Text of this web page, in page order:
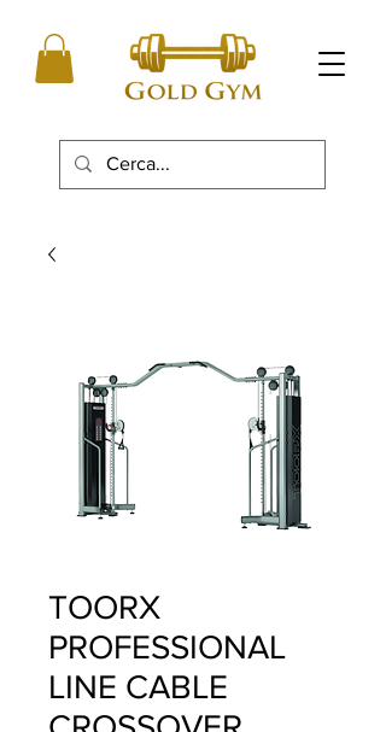
TOORX
PROFESSIONAL
LINE CABLE